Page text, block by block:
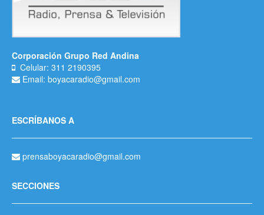
Corporación Grupo Red Andina
Celular: 311 2190395
Email: boyacaradio@gmail.com
ESCRÍBANOS A
prensaboyacaradio@gmail.com
SECCIONES